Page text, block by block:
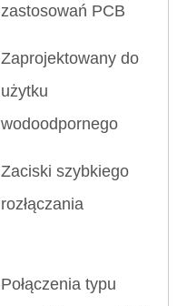
zastosowań PCB
Zaprojektowany do
użytku
wodoodpornego
Zaciski szybkiego
rozłączania
Połączenia typu